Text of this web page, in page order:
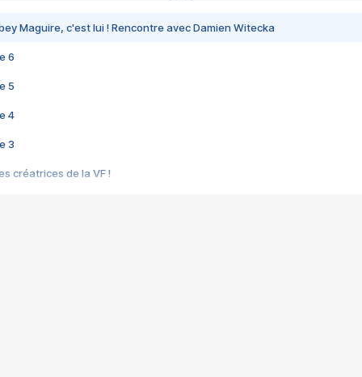
Maguire, c'est lui ! Rencontre avec Damien Witecka
6
5
4
3
créatrices de la VF !